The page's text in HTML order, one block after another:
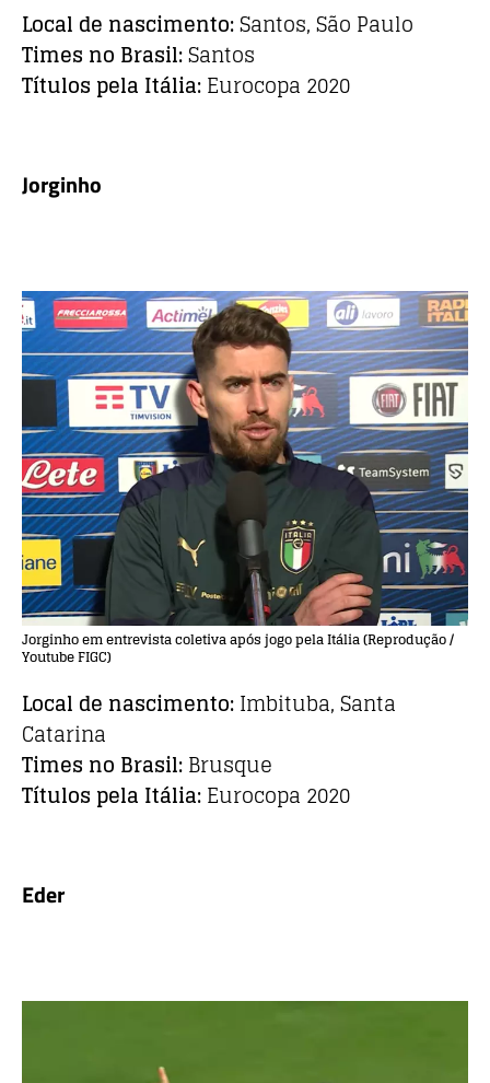
Local de nascimento:Santos, São Paulo
Times no Brasil:Santos
Títulos pela Itália:Eurocopa 2020
Jorginho
Jorginho em entrevista coletiva após jogo pela Itália (Reprodução /
Youtube FIGC)
Local de nascimento:Imbituba, Santa
Catarina
Times no Brasil:Brusque
Títulos pela Itália:Eurocopa 2020
Eder